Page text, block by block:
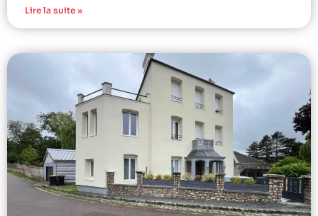
Lire la suite »